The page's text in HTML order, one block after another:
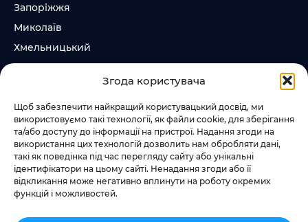
Згода користувача
Щоб забезпечити найкращий користувацький досвід, ми
використовуємо такі технології, як файли cookie, для зберігання
та/або доступу до інформації на пристрої. Надання згоди на
використання цих технологій дозволить нам обробляти дані,
такі як поведінка під час перегляду сайту або унікальні
ідентифікатори на цьому сайті. Ненадання згоди або її
відкликання може негативно вплинути на роботу окремих
функцій і можливостей.
Запоріжжя
Миколаїв
Хмельницький
Суми
Слідкувати за нами
+38 073 185 81 11
+38 067 457 86 44